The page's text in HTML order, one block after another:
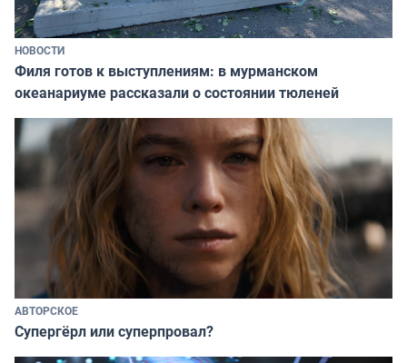
НОВОСТИ
Филя готов к выступлениям: в мурманском
океанариуме рассказали о состоянии тюленей
АВТОРСКОЕ
Супергёрл или суперпровал?